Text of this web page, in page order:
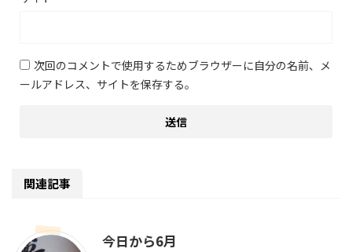
次回のコメントで使用するためブラウザーに自分の名前、メ
ールアドレス、サイトを保存する。
関連記事
今日から6月